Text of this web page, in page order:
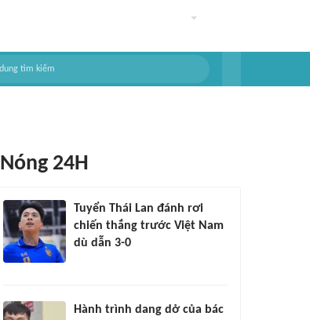
Nóng 24H
Tuyển Thái Lan đánh rơi
chiến thắng trước Việt Nam
dù dẫn 3-0
Hành trình dang dở của bác